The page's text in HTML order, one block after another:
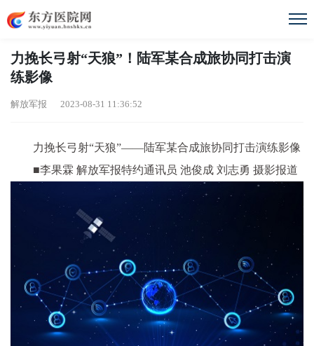
力挽长弓射“天狼”！陆军某合成旅协同打击演
练影像
解放军报 2023-08-31 11:36:52
力挽长弓射“天狼”——陆军某合成旅协同打击演练影像
■李果霖 解放军报特约通讯员 池俊成 刘志勇 摄影报道